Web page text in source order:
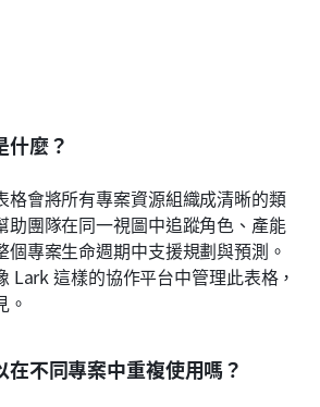
什麼？
格會將所有專案資源組織成清晰的類
助團隊在同一視圖中追蹤角色、產能
專案生命週期中支援規劃與預測。
Lark 這樣的協作平台中管理此表格，
。
不同專案中重複使用嗎？